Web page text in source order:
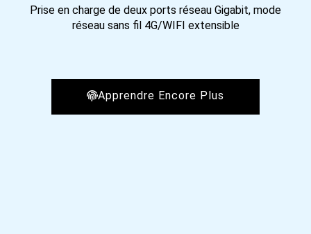
Prise en charge de deux ports réseau Gigabit, mode
réseau sans fil 4G/WIFI extensible
Apprendre Encore Plus